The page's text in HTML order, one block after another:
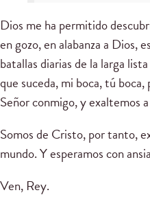
Dios me ha permitido
en gozo, en alabanza a Dios,
batallas diarias de la larga
que suceda, mi boca, tú
Señor conmigo, y exaltemos
Somos de Cristo, por tanto,
mundo. Y esperamos con
Ven, Rey.